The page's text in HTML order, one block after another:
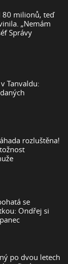
80 milionů, teď
„Nemám
Správy
Tanvaldu:
rozluštěna!
se
Ondřej si
po dvou letech